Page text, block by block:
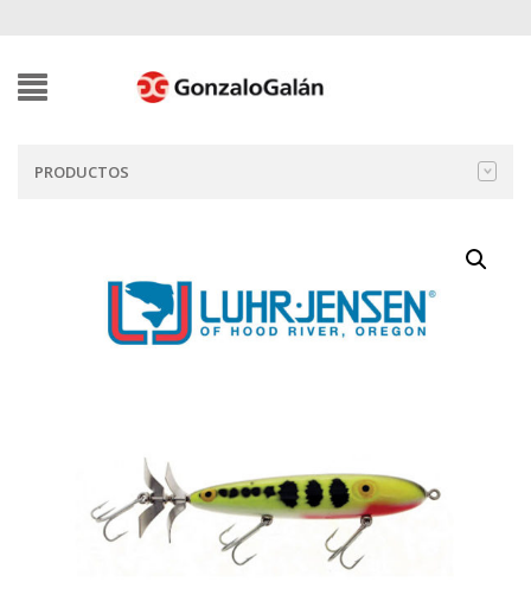
PRODUCTOS